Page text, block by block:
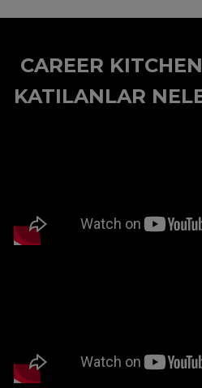
CAREER
KATILANLAR